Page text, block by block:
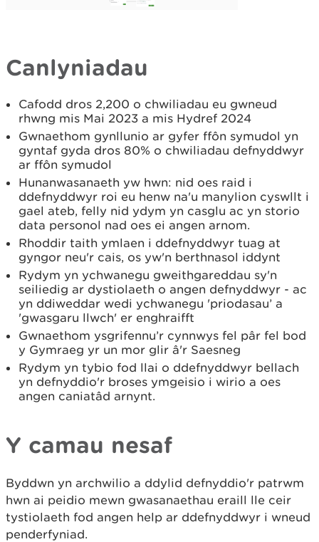
Canlyniadau
Cafodd dros 2,200 o chwiliadau eu gwneud
rhwng mis Mai 2023 a mis Hydref 2024
Gwnaethom gynllunio ar gyfer ffôn symudol yn
gyntaf gyda dros 80% o chwiliadau defnyddwyr
ar ffôn symudol
Hunanwasanaeth yw hwn: nid oes raid i
ddefnyddwyr roi eu henw na'u manylion cyswllt i
gael ateb, felly nid ydym yn casglu ac yn storio
data personol nad oes ei angen arnom.
Rhoddir taith ymlaen i ddefnyddwyr tuag at
gyngor neu'r cais, os yw'n berthnasol iddynt
Rydym yn ychwanegu gweithgareddau sy'n
seiliedig ar dystiolaeth o angen defnyddwyr - ac
yn ddiweddar wedi ychwanegu 'priodasau’ a
'gwasgaru llwch' er enghraifft
Gwnaethom ysgrifennu’r cynnwys fel pâr fel bod
y Gymraeg yr un mor glir â'r Saesneg
Rydym yn tybio fod llai o ddefnyddwyr bellach
yn defnyddio'r broses ymgeisio i wirio a oes
angen caniatâd arnynt.
Y camau nesaf
Byddwn yn archwilio a ddylid defnyddio'r patrwm
hwn ai peidio mewn gwasanaethau eraill lle ceir
tystiolaeth fod angen help ar ddefnyddwyr i wneud
penderfyniad.